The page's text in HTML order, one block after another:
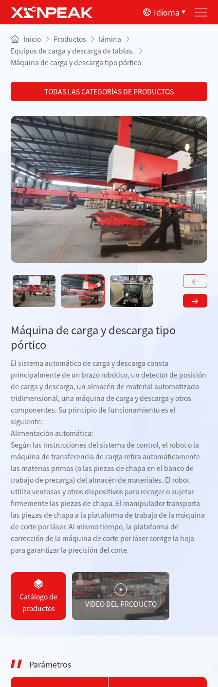
Idioma
Inicio Productos
lámina
Equipos de carga y descarga de tablas.
Máquina de carga y descarga tipo pórtico
TODAS LAS CATEGORÍAS DE PRODUCTOS
Máquina de carga y descarga tipo
pórtico
El sistema automático de carga y descarga consta
principalmente de un brazo robótico, un detector de posición
de carga y descarga, un almacén de material automatizado
tridimensional, una máquina de carga y descarga y otros
componentes. Su principio de funcionamiento es el
siguiente:
Alimentación automática:
Según las instrucciones del sistema de control, el robot o la
máquina de transferencia de carga retira automáticamente
las materias primas (o las piezas de chapa en el banco de
trabajo de precarga) del almacén de materiales. El robot
utiliza ventosas y otros dispositivos para recoger o sujetar
firmemente las piezas de chapa. El manipulador transporta
las piezas de chapa a la plataforma de trabajo de la máquina
de corte por láser. Al mismo tiempo, la plataforma de
corrección de la máquina de corte por láser corrige la hoja
para garantizar la precisión del corte.
Catálogo de
productos
VIDEO DEL PRODUCTO
Parámetros